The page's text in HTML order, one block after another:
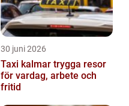
30 juni 2026
Taxi kalmar trygga resor
för vardag, arbete och
fritid